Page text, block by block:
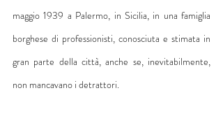
maggio 1939 a Palermo, in Sicilia, in una famiglia
borghese di professionisti, conosciuta e stimata in
gran parte della città, anche se, inevitabilmente,
non mancavano i detrattori.